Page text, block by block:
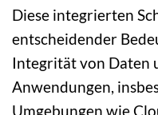
Diese integrierten
entscheidender
Integrität von Daten
Anwendungen,
Umgebungen wie